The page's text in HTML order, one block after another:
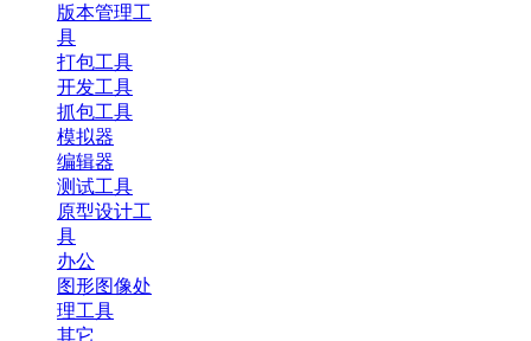
版本管理工
具
打包工具
开发工具
抓包工具
模拟器
编辑器
测试工具
原型设计工
具
办公
图形图像处
理工具
其它